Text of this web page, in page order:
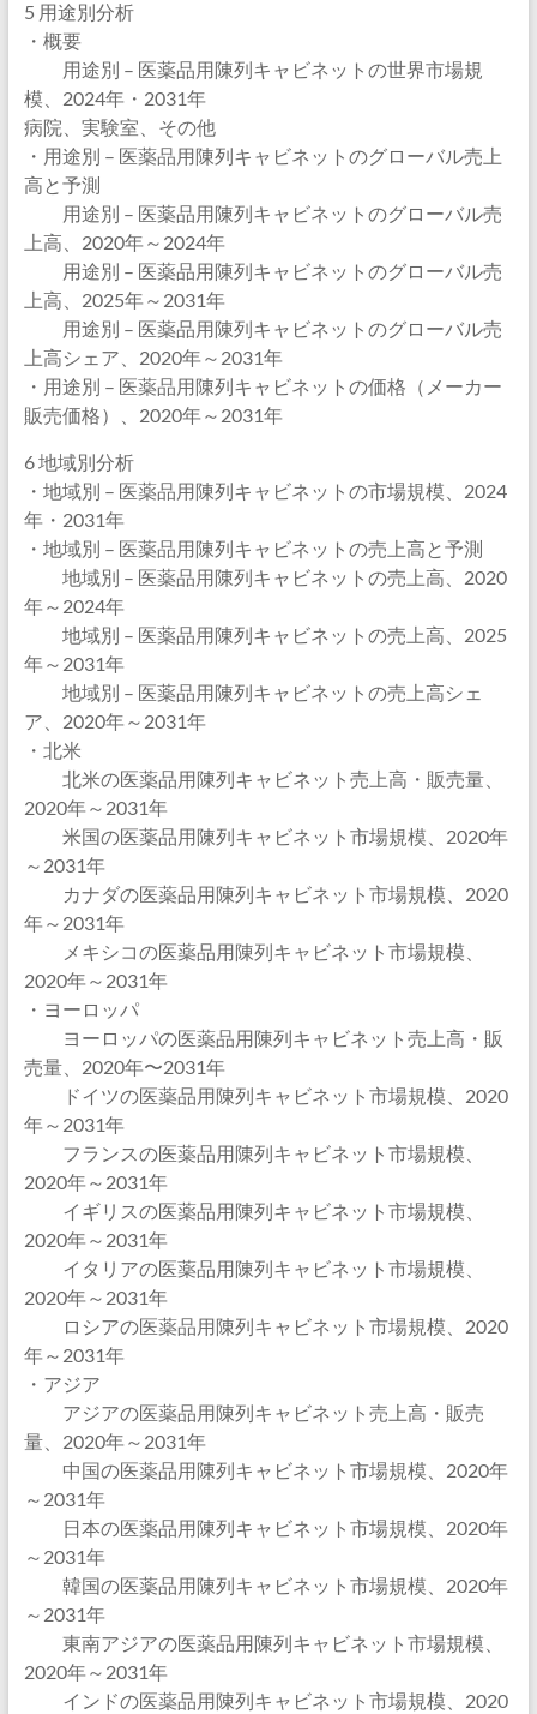
5 用途別分析
・概要
用途別 – 医薬品用陳列キャビネットの世界市場規
模、2024年・2031年
病院、実験室、その他
・用途別 – 医薬品用陳列キャビネットのグローバル売上
高と予測
用途別 – 医薬品用陳列キャビネットのグローバル売
上高、2020年～2024年
用途別 – 医薬品用陳列キャビネットのグローバル売
上高、2025年～2031年
用途別 – 医薬品用陳列キャビネットのグローバル売
上高シェア、2020年～2031年
・用途別 – 医薬品用陳列キャビネットの価格（メーカー
販売価格）、2020年～2031年
6 地域別分析
・地域別 – 医薬品用陳列キャビネットの市場規模、2024
年・2031年
・地域別 – 医薬品用陳列キャビネットの売上高と予測
地域別 – 医薬品用陳列キャビネットの売上高、2020
年～2024年
地域別 – 医薬品用陳列キャビネットの売上高、2025
年～2031年
地域別 – 医薬品用陳列キャビネットの売上高シェ
ア、2020年～2031年
・北米
北米の医薬品用陳列キャビネット売上高・販売量、
2020年～2031年
米国の医薬品用陳列キャビネット市場規模、2020年
～2031年
カナダの医薬品用陳列キャビネット市場規模、2020
年～2031年
メキシコの医薬品用陳列キャビネット市場規模、
2020年～2031年
・ヨーロッパ
ヨーロッパの医薬品用陳列キャビネット売上高・販
売量、2020年〜2031年
ドイツの医薬品用陳列キャビネット市場規模、2020
年～2031年
フランスの医薬品用陳列キャビネット市場規模、
2020年～2031年
イギリスの医薬品用陳列キャビネット市場規模、
2020年～2031年
イタリアの医薬品用陳列キャビネット市場規模、
2020年～2031年
ロシアの医薬品用陳列キャビネット市場規模、2020
年～2031年
・アジア
アジアの医薬品用陳列キャビネット売上高・販売
量、2020年～2031年
中国の医薬品用陳列キャビネット市場規模、2020年
～2031年
日本の医薬品用陳列キャビネット市場規模、2020年
～2031年
韓国の医薬品用陳列キャビネット市場規模、2020年
～2031年
東南アジアの医薬品用陳列キャビネット市場規模、
2020年～2031年
インドの医薬品用陳列キャビネット市場規模、2020